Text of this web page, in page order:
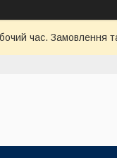
час. Замовлення